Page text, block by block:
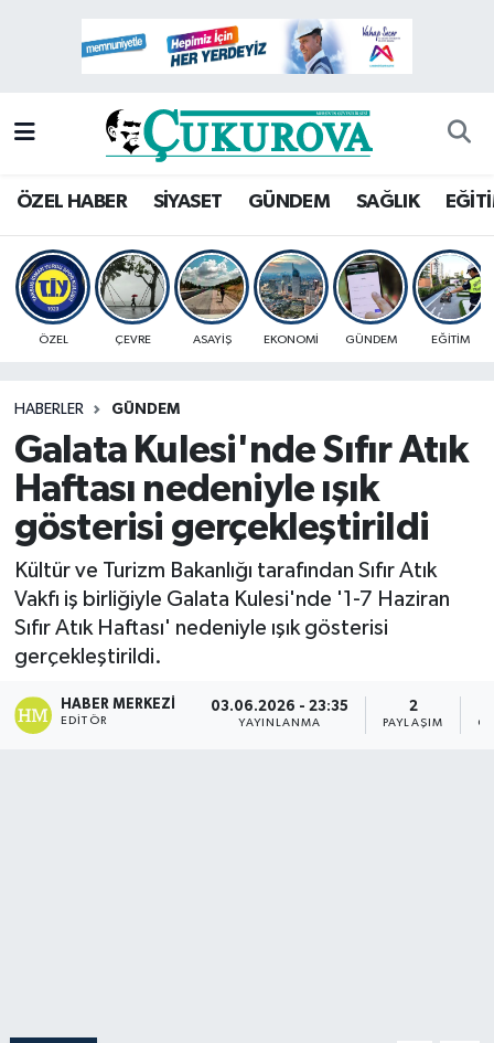
ÖZEL HABER SİYASET GÜNDEM SAĞLIK
ÖZEL ÇEVRE ASAYİŞ EKONOMİ GÜNDEM EĞİTİM
HABERLER GÜNDEM
Galata Kulesi'nde Sıfır Atık
Haftası nedeniyle ışık
gösterisi gerçekleştirildi
Kültür ve Turizm Bakanlığı tarafından Sıfır Atık
Vakfı iş birliğiyle Galata Kulesi'nde '1-7 Haziran
Sıfır Atık Haftası' nedeniyle ışık gösterisi
gerçekleştirildi.
HABER MERKEZI
EDITÖR
03.06.2026 - 23:35
YAYINLANMA
2
PAYLAŞIM
Mersin Hava Durumu
Mersin Namaz Vakitleri
Mersin Trafik Yoğunluk Haritası
Süper Lig Puan Durumu ve Fikstür
Haber Arşivi